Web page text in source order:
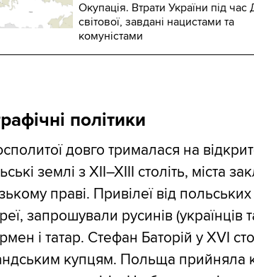
Окупація. Втрати України під час
світової, завдані нацистами та
комуністами
політики
довго трималася на
землі з XII–XIII століть, міста
праві. Привілеї від
запрошували русинів (українців
і татар. Стефан Баторій у XVI
купцям. Польща прийняла